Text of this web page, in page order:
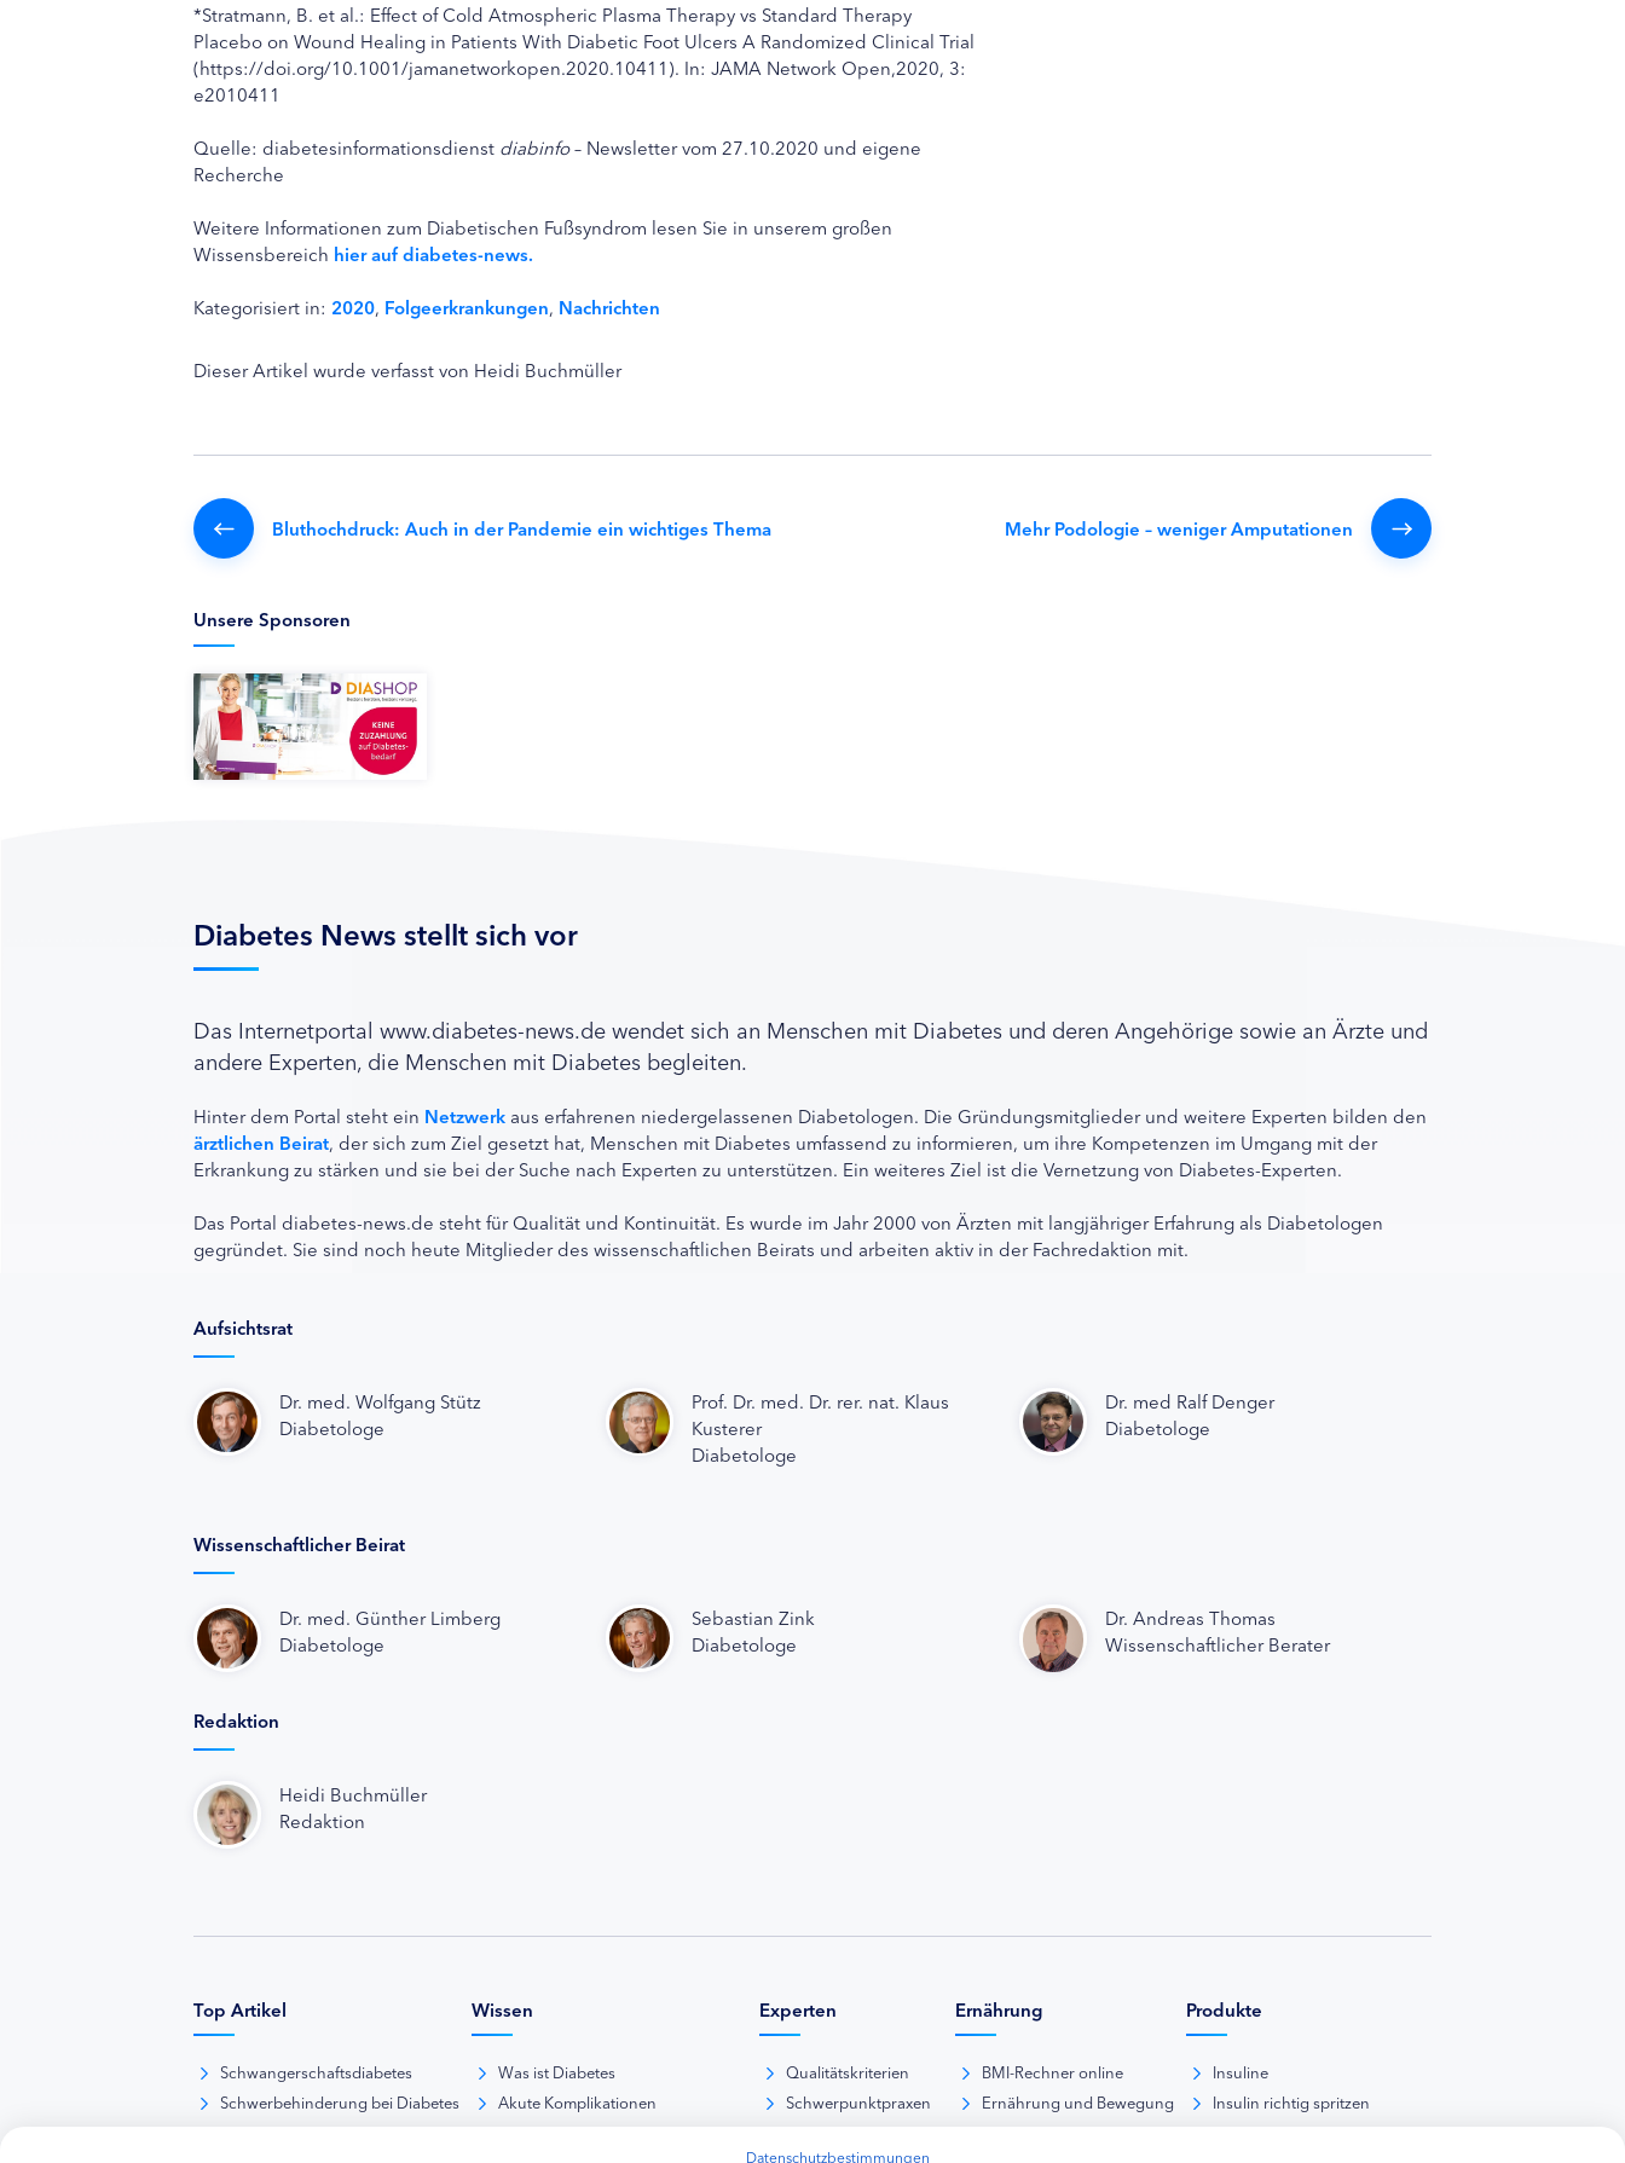
*Stratmann, B. et al.: Effect of Cold Atmospheric Plasma Therapy vs Standard Therapy
Placebo on Wound Healing in Patients With Diabetic Foot Ulcers A Randomized Clinical Trial
(https://doi.org/10.1001/jamanetworkopen.2020.10411). In: JAMA Network Open,2020, 3:
e2010411
Quelle: diabetesinformationsdienst diabinfo– Newsletter vom 27.10.2020 und eigene
Recherche
Weitere Informationen zum Diabetischen Fußsyndrom lesen Sie in unserem großen
Wissensbereich hier auf diabetes-news.
Kategorisiert in: 2020, Folgeerkrankungen, Nachrichten
Dieser Artikel wurde verfasst von Heidi Buchmüller
Bluthochdruck: Auch in der Pandemie ein wichtiges Thema Mehr Podologie – weniger Amputationen
Unsere Sponsoren
Diabetes News stellt sich vor
Das Internetportal www.diabetes-news.de wendet sich an Menschen mit Diabetes und deren Angehörige sowie an Ärzte und
andere Experten, die Menschen mit Diabetes begleiten.
Hinter dem Portal steht ein Netzwerk aus erfahrenen niedergelassenen Diabetologen. Die Gründungsmitglieder und weitere Experten bilden den
ärztlichen Beirat, der sich zum Ziel gesetzt hat, Menschen mit Diabetes umfassend zu informieren, um ihre Kompetenzen im Umgang mit der
Erkrankung zu stärken und sie bei der Suche nach Experten zu unterstützen. Ein weiteres Ziel ist die Vernetzung von Diabetes-Experten.
Das Portal diabetes-news.de steht für Qualität und Kontinuität. Es wurde im Jahr 2000 von Ärzten mit langjähriger Erfahrung als Diabetologen
gegründet. Sie sind noch heute Mitglieder des wissenschaftlichen Beirats und arbeiten aktiv in der Fachredaktion mit.
Aufsichtsrat
Dr. med. Wolfgang Stütz
Diabetologe
Prof. Dr. med. Dr. rer. nat. Klaus
Kusterer
Diabetologe
Dr. med Ralf Denger
Diabetologe
Wissenschaftlicher Beirat
Dr. med. Günther Limberg
Diabetologe
Sebastian Zink
Diabetologe
Dr. Andreas Thomas
Wissenschaftlicher Berater
Redaktion
Heidi Buchmüller
Redaktion
Top Artikel
Schwangerschaftsdiabetes
Schwerbehinderung bei Diabetes
Wissen
Was ist Diabetes
Akute Komplikationen
Experten
Qualitätskriterien
Schwerpunktpraxen
Ernährung
BMI-Rechner online
Ernährung und Bewegung
Produkte
Insuline
Insulin richtig spritzen
Datenschutzbestimmungen